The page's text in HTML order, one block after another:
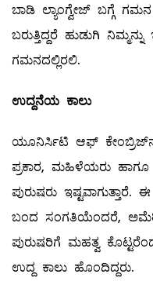
ಬಾಡಿ ಲ್ಯಾಂಗ್ವೇಜ್‌ ಬಗ್ಗೆ
ಬರುತ್ತಿದ್ದರೆ ಹುಡುಗಿ
ಗಮನದಲ್ಲಿರಲಿ.
‌ಉದ್ದನೆಯ ಕಾಲು
ಯೂನಿರ್ಸಿಟಿ ಆಫ್‌
ಪ್ರಕಾರ, ಮಹಿಳೆಯರು
ಪುರುಷರು
ಬಂದ ಸಂಗತಿಯೆಂದರೆ,
ಪುರುಷರಿಗೆ ಮಹತ್ವ
ಉದ್ದ ಕಾಲು ಹೊಂದಿದ್ದರು.